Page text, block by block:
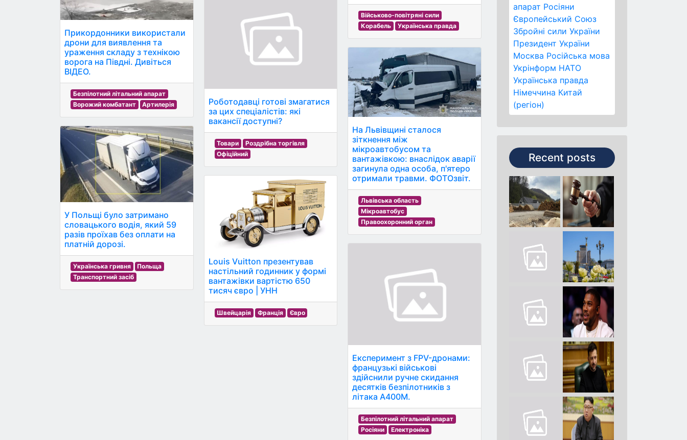
апарат Росіяни
Європейський Союз
Збройні сили України
Президент України
Москва Російська мова
Укрінформ НАТО
Українська правда
Німеччина Китай
(регіон)
Recent posts
Прикордонники використали
дрони для виявлення та
ураження складу з технікою
ворога на Півдні. Дивіться
ВІДЕО.
Безпілотний літальний апарат
Ворожий комбатант
Артилерія
У Польщі було затримано
словацького водія, який 59
разів проїхав без оплати на
платній дорозі.
Українська гривня
Польща
Транспортний засіб
Роботодавці готові змагатися
за цих спеціалістів: які
вакансії доступні?
Товари
Роздрібна торгівля
Офіційний
Louis Vuitton презентував
настільний годинник у формі
вантажівки вартістю 650
тисяч євро | УНН
Швейцарія Франція Євро
Військово-повітряні сили
Корабель
Українська правда
На Львівщині сталося
зіткнення між
мікроавтобусом та
вантажівкою: внаслідок аварії
загинула одна особа, п'ятеро
отримали травми. ФОТОзвіт.
Львівська область
Мікроавтобус
Правоохоронний орган
Експеримент з FPV-дронами:
французькі військові
здійснили ручне скидання
десятків безпілотників з
літака A400M.
Безпілотний літальний апарат
Росіяни
Електроніка